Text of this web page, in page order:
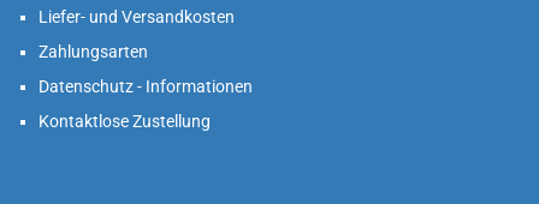
Liefer- und Versandkosten
Zahlungsarten
Datenschutz - Informationen
Kontaktlose Zustellung